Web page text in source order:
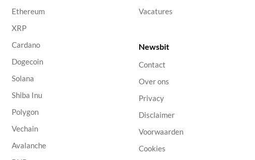
Ethereum
XRP
Cardano
Dogecoin
Solana
Shiba Inu
Polygon
Vechain
Avalanche
Vacatures
Newsbit
Contact
Over ons
Privacy
Disclaimer
Voorwaarden
Cookies